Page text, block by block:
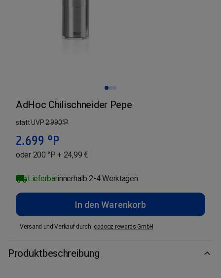
AdHoc Chilischneider Pepe
statt UVP2.990°P
2.699 °P
oder 200 °P + 24,99 €
Lieferbarinnerhalb 2-4 Werktagen
In den Warenkorb
Versand und Verkauf durch: cadooz rewards GmbH
Produktbeschreibung